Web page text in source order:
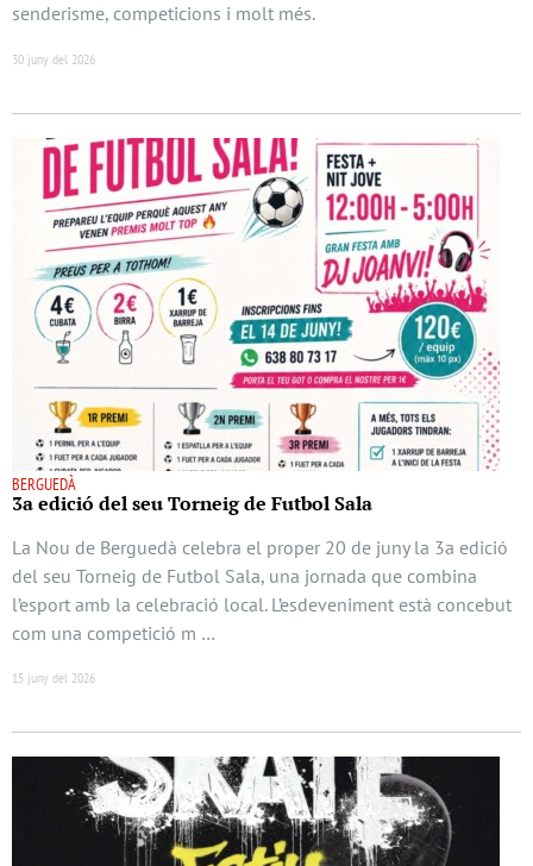
senderisme, competicions i molt més.
30 juny del 2026
BERGUEDÀ
3a edició del seu Torneig de Futbol Sala
La Nou de Berguedà celebra el proper 20 de juny la 3a edició
del seu Torneig de Futbol Sala, una jornada que combina
l’esport amb la celebració local. L’esdeveniment està concebut
com una competició m …
15 juny del 2026